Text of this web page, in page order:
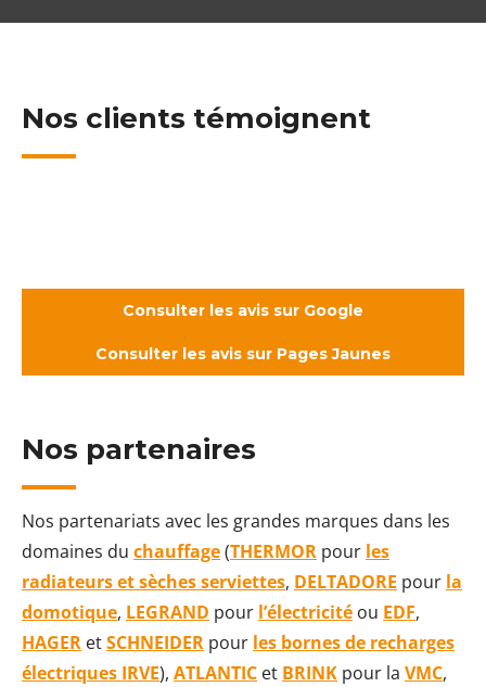
Nos clients témoignent
Consulter les avis sur Google
Consulter les avis sur Pages Jaunes
Nos partenaires
Nos partenariats avec les grandes marques dans les
domaines du chauffage(THERMOR pour les
radiateurs et sèches serviettes, DELTADORE pour la
domotique, LEGRAND pour l’électricité ou EDF,
HAGER etSCHNEIDER pour les bornes de recharges
électriques IRVE), ATLANTIC et BRINK pour la VMC,